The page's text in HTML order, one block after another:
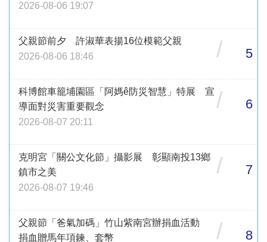
2026-08-06 19:07
父親節前夕 許淑華表揚16位模範父親
2026-08-06 18:46
/ 5
科博館車籠埔園區「阿媽ê防災智慧」特展 宣
導面對災害重要觀念
2026-08-07 20:11
/ 6
克明宮「關公文化節」攝影展 彰顯南投13鄉
鎮市之美
2026-08-07 19:46
/ 7
父親節「爸氣加碼」竹山紫南宮辦捐血活動
捐血贈馬年項鍊、套幣
/ 8